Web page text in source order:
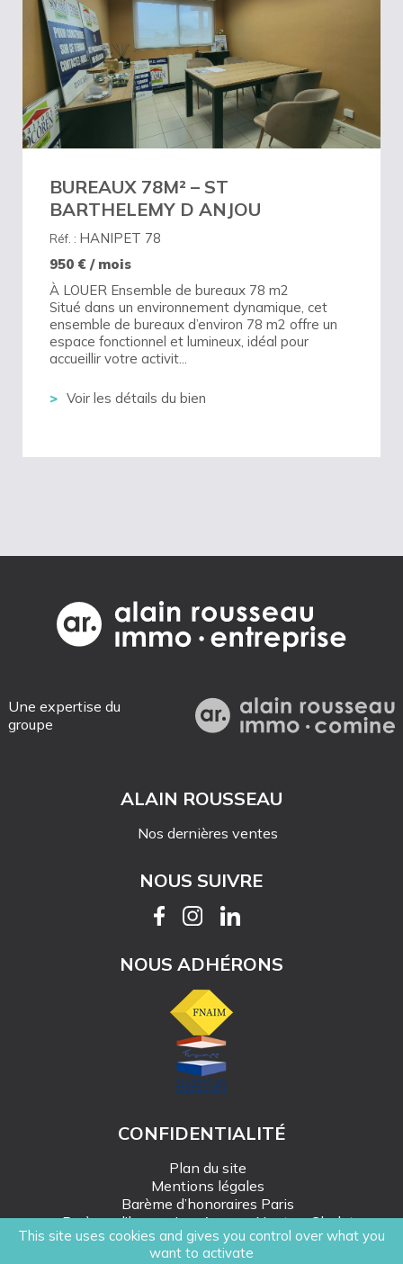
BUREAUX 78M² – ST
BARTHELEMY D ANJOU
Réf. : HANIPET 78
950 € / mois
À LOUER Ensemble de bureaux 78 m2
Situé dans un environnement dynamique, cet
ensemble de bureaux d’environ 78 m2 offre un
espace fonctionnel et lumineux, idéal pour
accueillir votre activit...
Voir les détails du bien
Une expertise du
groupe
ALAIN ROUSSEAU
Nos dernières ventes
NOUS SUIVRE
NOUS ADHÉRONS
CONFIDENTIALITÉ
Plan du site
Mentions légales
Barème d’honoraires Paris
Barème d’honoraires Angers-Nantes-Cholet
Création Mediapilote
This site uses cookies and gives you control over what you
want to activate